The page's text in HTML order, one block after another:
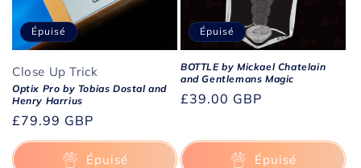
Épuisé
Close Up Trick
Optix Pro by Tobias Dostal and
Henry Harrius
Prix
habituel
£79.99 GBP
Épuisé
Épuisé
BOTTLE by Mickael Chatelain
and Gentlemans Magic
Prix
£39.00 GBP
Épuisé